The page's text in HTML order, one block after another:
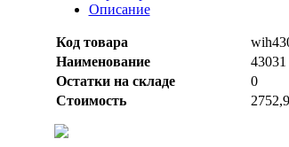
Описание
Код товара
Наименование
Остатки на складе
0
Стоимость